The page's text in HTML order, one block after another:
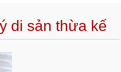
di sản thừa kế